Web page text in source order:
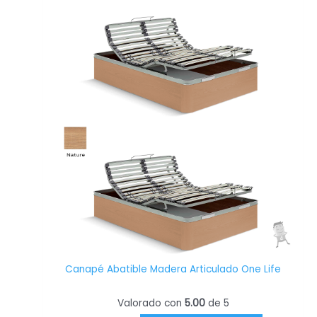
Canapé Abatible Madera Articulado One Life
Valorado con 5.00de 5